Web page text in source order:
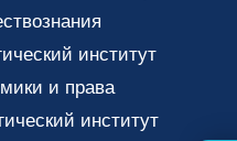
институт
и права
институт